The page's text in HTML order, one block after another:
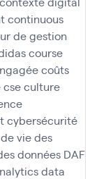
continuous
de gestion
course
coûts
cseculture
cybersécurité
vie des
données DAF
data